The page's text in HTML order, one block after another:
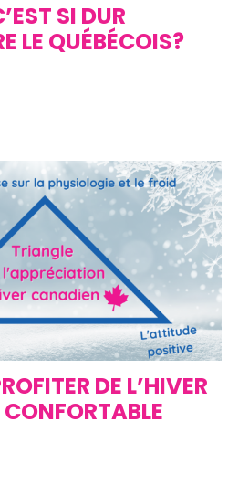
SI DUR
LE QUÉBÉCOIS?
DE L’HIVER